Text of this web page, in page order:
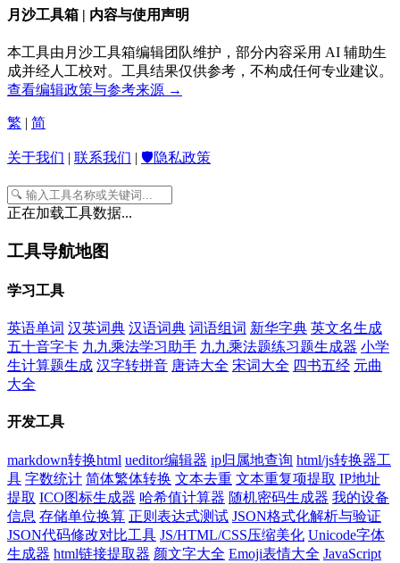
月沙工具箱 | 内容与使用声明
本工具由月沙工具箱编辑团队维护，部分内容采用 AI 辅助生
成并经人工校对。工具结果仅供参考，不构成任何专业建议。
查看编辑政策与参考来源 →
繁 | 简
关于我们 | 联系我们 | 🛡️隐私政策
正在加载工具数据...
工具导航地图
学习工具
英语单词 汉英词典 汉语词典 词语组词 新华字典 英文名生成
五十音字卡 九九乘法学习助手 九九乘法题练习题生成器 小学
生计算题生成 汉字转拼音 唐诗大全 宋词大全 四书五经 元曲
大全
开发工具
markdown转换html ueditor编辑器 ip归属地查询 html/js转换器工
具 字数统计 简体繁体转换 文本去重 文本重复项提取 IP地址
提取 ICO图标生成器 哈希值计算器 随机密码生成器 我的设备
信息 存储单位换算 正则表达式测试 JSON格式化解析与验证
JSON代码修改对比工具 JS/HTML/CSS压缩美化 Unicode字体
生成器 html链接提取器 颜文字大全 Emoji表情大全 JavaScript